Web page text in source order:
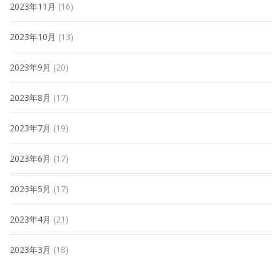
2023年11月 (16)
2023年10月 (13)
2023年9月 (20)
2023年8月 (17)
2023年7月 (19)
2023年6月 (17)
2023年5月 (17)
2023年4月 (21)
2023年3月 (18)